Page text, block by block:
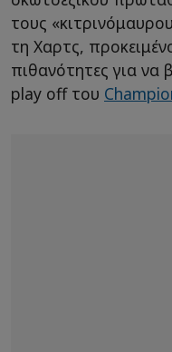
τους
τη Χαρτς,
πιθανότητες για
play off του